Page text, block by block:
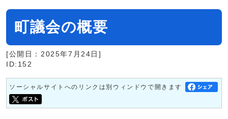
町議会の概要
[公開日：2025年7月24日]
ID:152
ソーシャルサイトへのリンクは別ウィンドウで開きます